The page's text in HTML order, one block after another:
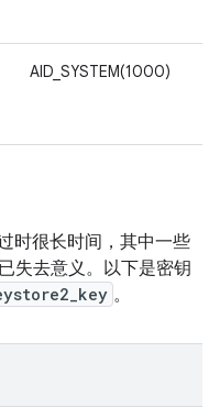
AID_SYSTEM(1000)
时很长时间，其中一些
失去意义。以下是密钥
。